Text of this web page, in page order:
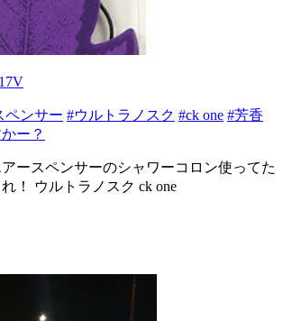
ペンサー #ウルトラノスク #ck one #芳香
ー？
ースペンサーのシャワーコロン使ってた
！ ウルトラノスク ck one